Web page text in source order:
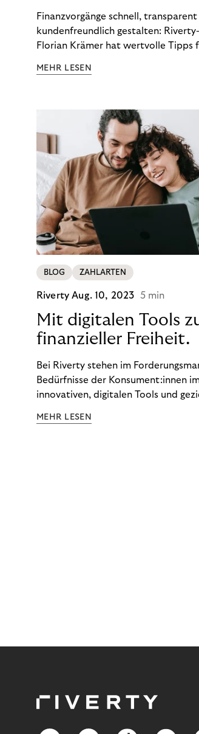
Finanzvorgänge schnell, transparent
kundenfreundlich gestalten:
Florian Krämer hat wertvolle Tipps
möchten.
MEHR LESEN
BLOG ZAHLARTEN
RivertyAug. 10, 2023 5 min
Mit digitalen Tools
finanzieller Freiheit.
Bei Riverty stehen im
Bedürfnisse der Konsument:innen
innovativen, digitalen Tools und
ein Leben in finanzieller Freiheit zu
MEHR LESEN